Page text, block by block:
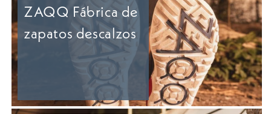
ZAQQ Fábrica de
zapatos descalzos